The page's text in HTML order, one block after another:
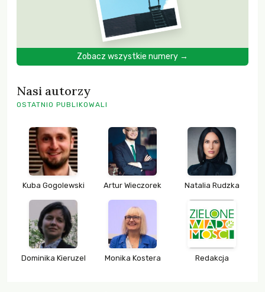
Zobacz wszystkie numery →
Nasi autorzy
OSTATNIO PUBLIKOWALI
Kuba Gogolewski Artur Wieczorek Natalia Rudzka
Dominika Kieruzel Monika Kostera Redakcja